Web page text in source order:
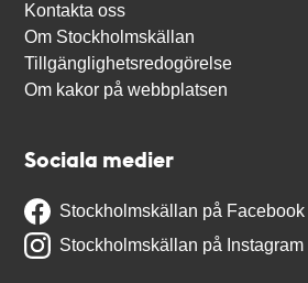
Kontakta oss
Om Stockholmskällan
Tillgänglighetsredogörelse
Om kakor på webbplatsen
Sociala medier
Stockholmskällan på Facebook
Stockholmskällan på Instagram